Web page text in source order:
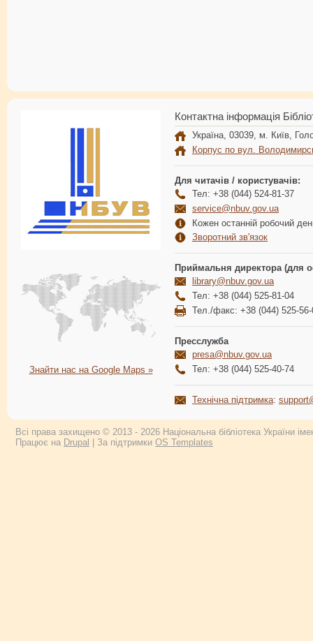
Знайти нас на Google Maps »
Контактна інформація
Україна, 03039, м. Київ,
Корпус по вул.
Для читачів / користувачів:
Тел: +38 (044) 524-81-37
service@nbuv.gov.ua
Кожен останній робочий
Зворотний зв'язок
Приймальня директора (для
library@nbuv.gov.ua
Тел: +38 (044) 525-81-04
Тел./факс: +38 (044) 525-56-
Пресслужба
presa@nbuv.gov.ua
Тел: +38 (044) 525-40-74
Технічна підтримка:
Всі права захищено © 2013 - 2026 Національна бібліотека України
Працює на Drupal | За підтримки OS Templates